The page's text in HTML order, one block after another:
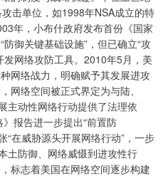
击单位，如1998年NSA成立的特
年，小布什政府发布首份《国家
御关键基础设施”，但已确立“攻
网络攻防工具。2010年5月，美
网络战力，明确赋予其发展进攻
网络空间被正式界定为与陆、
主动性网络行动提供了法理依
报告进一步提出“前置防
“在威胁源头开展网络行动”，一步
土防御、网络威慑到进攻性行
标志着美国在网络空间逐步构建